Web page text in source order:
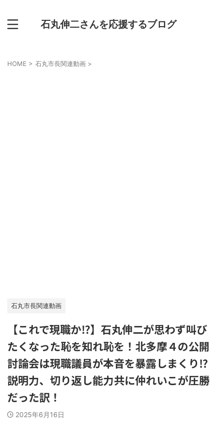
石丸伸二さんを応援するブログ
HOME > 石丸市長関連動画 >
石丸市長関連動画
【これで現職か⁉】石丸伸二が思わず叫び
たくなった恥を知れ恥を！北多摩４の公開
討論会は現職議員が本音を暴露しまくり⁉
説明力、切り返し能力共に仲れいこが圧勝
だった訳！
2025年6月16日